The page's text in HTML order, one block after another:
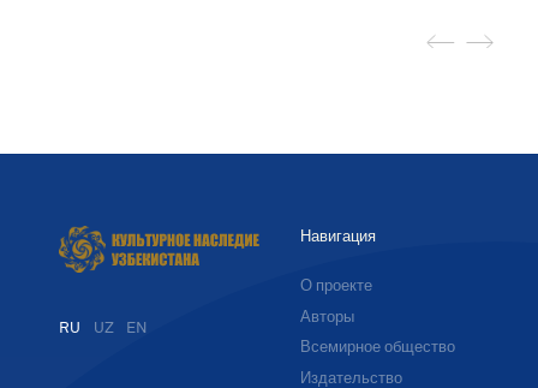
RU UZ EN
Навигация
О проекте
Авторы
Всемирное общество
Издательство